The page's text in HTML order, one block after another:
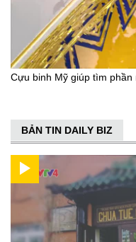
Cựu binh Mỹ giúp tìm
BẢN TIN DAILY BIZ